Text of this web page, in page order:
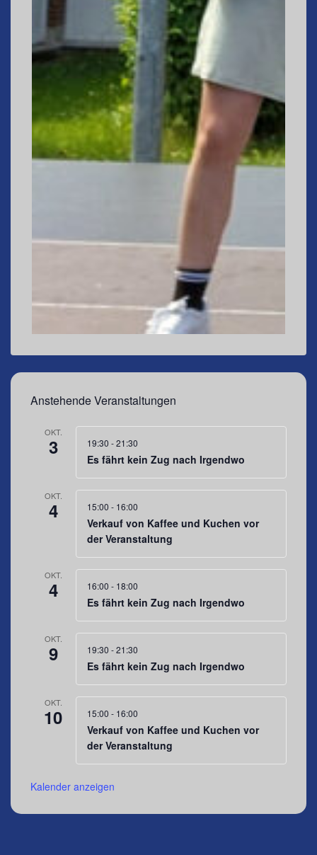
Jacki in der Wunschwelt
Anstehende Veranstaltungen
OKT.
3 19:30 -21:30
Es fährt kein Zug nach Irgendwo
OKT.
4 15:00 - 16:00
Verkauf von Kaffee und Kuchen vor
der Veranstaltung
OKT.
4 16:00 - 18:00
Es fährt kein Zug nach Irgendwo
OKT.
9 19:30 -21:30
Es fährt kein Zug nach Irgendwo
OKT.
10 15:00 - 16:00
Verkauf von Kaffee und Kuchen vor
der Veranstaltung
Kalender anzeigen